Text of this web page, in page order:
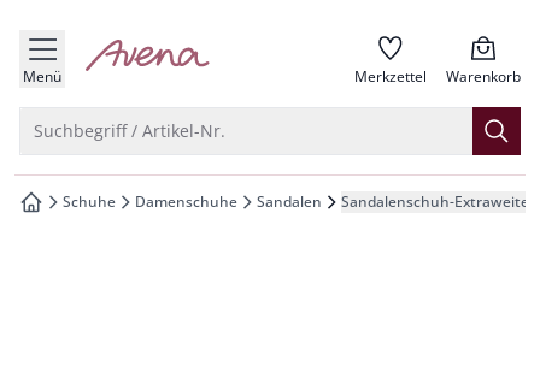
springen
springen
springen
springen
Menü zur Startseite Merkzettel Warenkorb
Suchbegriff / Artikel-Nr.
zur Startseite
Schuhe Damenschuhe Sandalen Sandalenschuh-Extraweite